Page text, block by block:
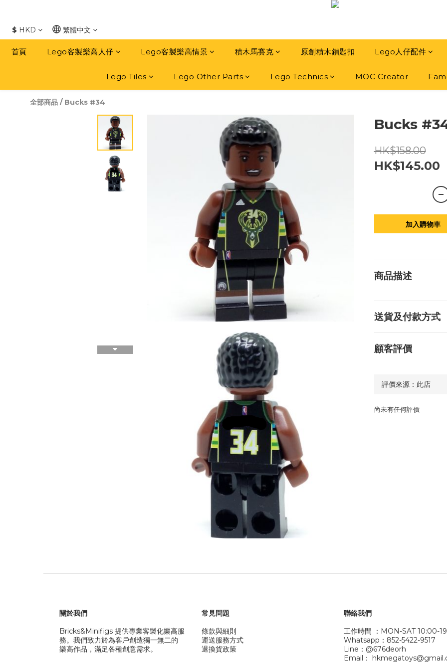
$ HKD 繁體中文
首頁 Lego客製樂高人仔 Lego客製樂高情景 積木馬賽克 原創積木鎖匙扣 Lego人仔配件
Lego Tiles Lego Other Parts Lego Technics MOC Creator
全部商品 / Bucks #34
Bucks
HK$158.00
HK$145.00
加入購物車
商品描述
送貨及付款方式
顧客評價
尚未有任何評價
關於我們
Bricks&Minifigs 提供專業客製化樂高服
務。我們致力於為客戶創造獨一無二的
樂高作品，滿足各種創意需求。
常見問題
條款與細則
運送服務方式
退換貨政策
聯絡我們
工作時間 ：MON-SAT 10:00-
Whatsapp：852-5422-9517
Line：@676deorh
Email：